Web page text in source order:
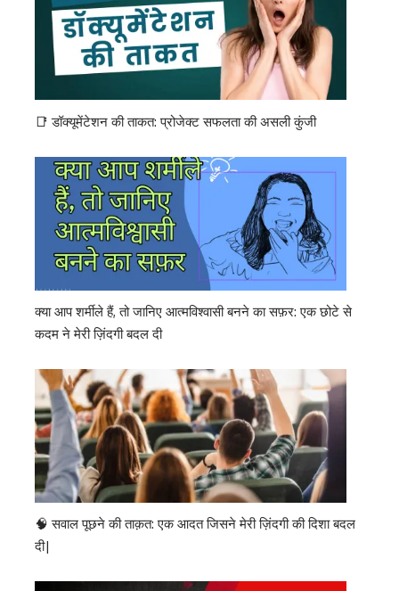
📑 डॉक्यूमेंटेशन की ताकत: प्रोजेक्ट सफलता की असली कुंजी
क्या आप शर्मीले हैं, तो जानिए आत्मविश्वासी बनने का सफ़र: एक छोटे से
कदम ने मेरी ज़िंदगी बदल दी
🧠 सवाल पूछने की ताक़त: एक आदत जिसने मेरी ज़िंदगी की दिशा बदल
दी|